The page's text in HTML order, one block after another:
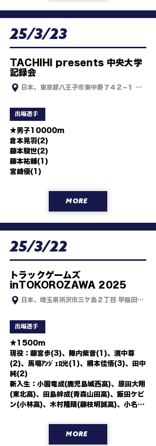
25/3/23
TACHIHI presents 中央大学
記録会
日本、東京都八王子市東中野７４２−１ 中央大
出場選手
★男子10000m
倉本晃羽(2)
藤本駿世(2)
藤本祐輔(1)
宮崎優(1)
MORE
25/3/22
トラックゲームズ
inTOKOROZAWA 2025
日本、埼玉県所沢市三ケ島２丁目 早稲田大学
出場選手
★1500m
現役：藤宮歩(3)、陣内紫音(1)、濱中尊
(2)、馬場ｱﾝｼﾞｪﾛ光(1)、網本佳悟(3)、田中
純(2)
新入生：小園竜成(鹿児島城西高)、原田大翔
(東北高)、田島絆成(青森山田高)、飯田ケビ
ン(小林高)、木村隆晴(藤枝明誠高)、小名祐
野真和(浜松日体高)、岸本駿吾(埼玉栄高)
MORE